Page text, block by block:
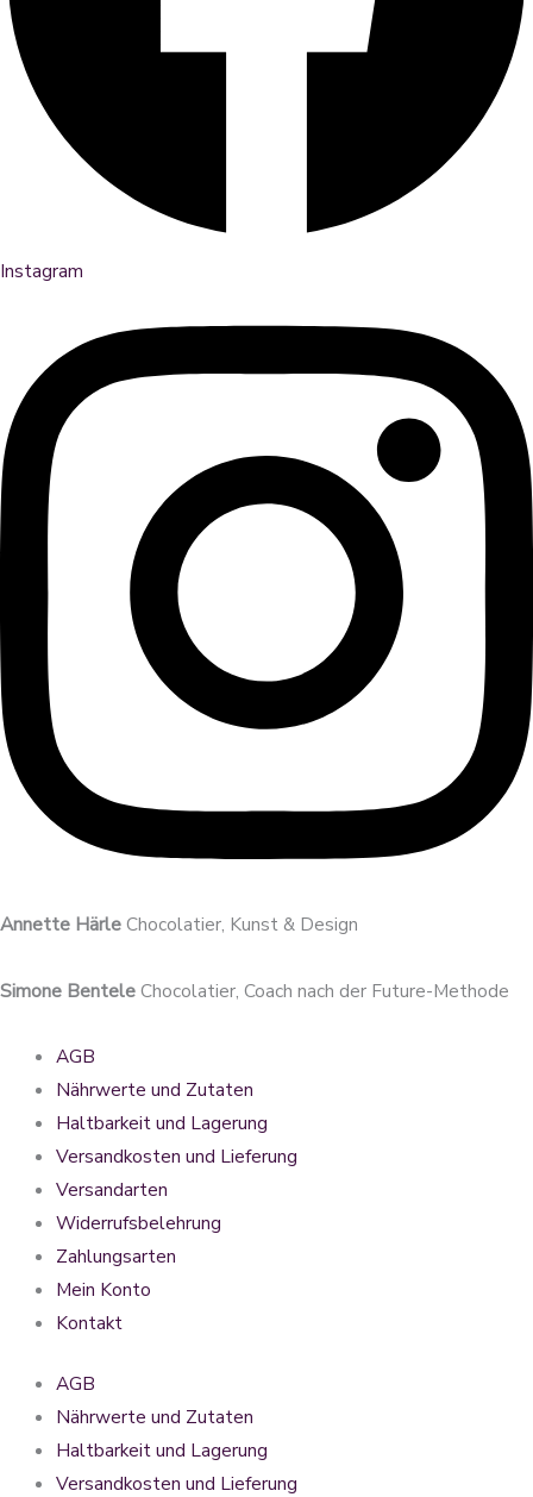
Instagram
Annette HärleChocolatier, Kunst & Design
Simone BenteleChocolatier, Coach nach der Future-Methode
AGB
Nährwerte und Zutaten
Haltbarkeit und Lagerung
Versandkosten und Lieferung
Versandarten
Widerrufsbelehrung
Zahlungsarten
Mein Konto
Kontakt
AGB
Nährwerte und Zutaten
Haltbarkeit und Lagerung
Versandkosten und Lieferung